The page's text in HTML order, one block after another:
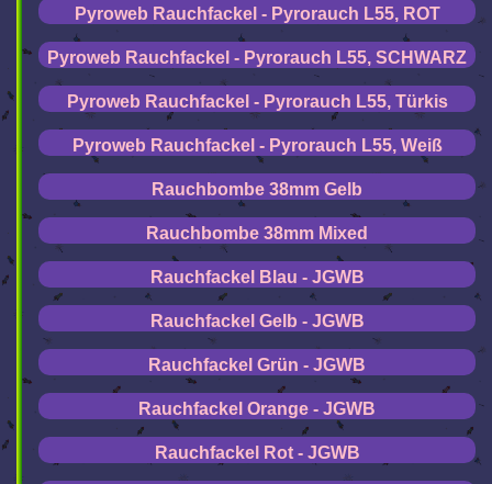
Pyroweb Rauchfackel - Pyrorauch L55, ROT
Pyroweb Rauchfackel - Pyrorauch L55, SCHWARZ
Pyroweb Rauchfackel - Pyrorauch L55, Türkis
Pyroweb Rauchfackel - Pyrorauch L55, Weiß
Rauchbombe 38mm Gelb
Rauchbombe 38mm Mixed
Rauchfackel Blau - JGWB
Rauchfackel Gelb - JGWB
Rauchfackel Grün - JGWB
Rauchfackel Orange - JGWB
Rauchfackel Rot - JGWB